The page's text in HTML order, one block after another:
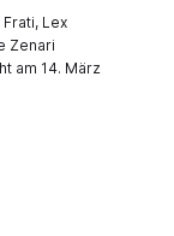
Lex
Zenari
am 14. März